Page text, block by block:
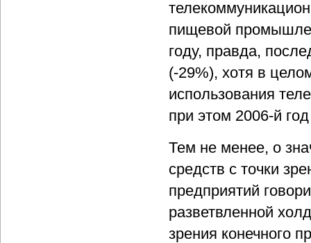
пищевой
году, правда,
(-29%), хотя в
использования
при этом 2006-й
Тем не менее, о
средств с точки
предприятий
разветвленной
зрения конечного